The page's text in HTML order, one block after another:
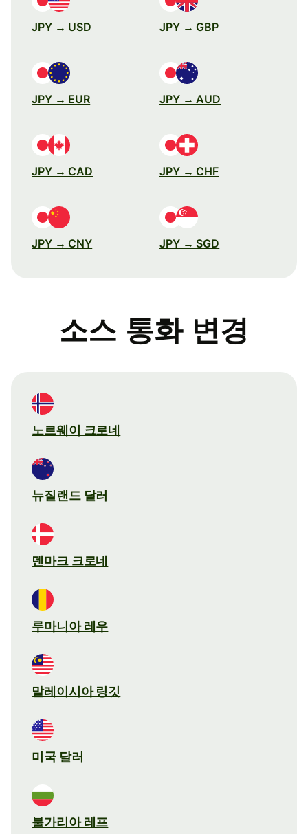
JPY → USD JPY → GBP
JPY → EUR JPY → AUD
JPY → CAD JPY → CHF
JPY → CNY JPY → SGD
소스 통화 변경
노르웨이 크로네
뉴질랜드 달러
덴마크 크로네
루마니아 레우
말레이시아 링깃
미국 달러
불가리아 레프